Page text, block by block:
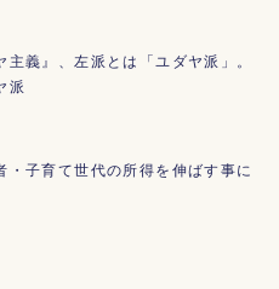
義』、左派とは「ユダヤ派」。
派
・子育て世代の所得を伸ばす事に